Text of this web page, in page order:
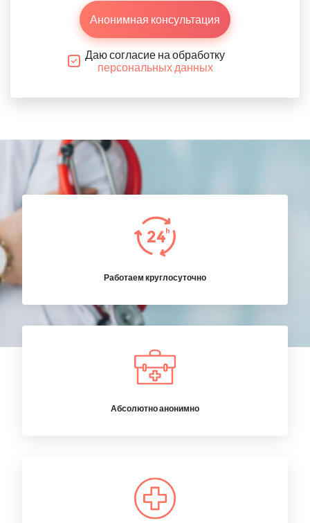
Анонимная консультация
Даю согласие на обработку
персональных данных
Работаем круглосуточно
Абсолютно анонимно